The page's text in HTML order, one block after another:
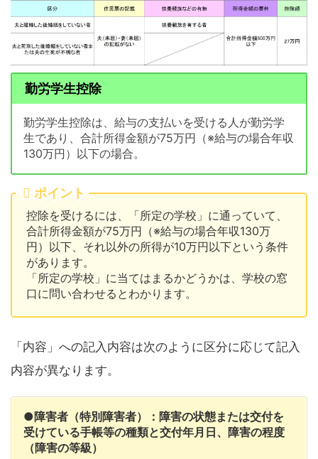
勤労学生控除
勤労学生控除は、給与の支払いを受ける人が勤労学
生であり、合計所得金額が75万円（※給与の場合年収
130万円）以下の場合。
ポイント
控除を受けるには、「所定の学校」に通っていて、
合計所得金額が75万円（※給与の場合年収130万
円）以下、それ以外の所得が10万円以下という条件
があります。
「所定の学校」に当てはまるかどうかは、学校の窓
口に問い合わせるとわかります。
「内容」への記入内容は次のように区分に応じて記入
内容が異なります。
●障害者（特別障害者）：障害の状態または交付を
受けている手帳等の種類と交付年月日、障害の程度
（障害の等級）